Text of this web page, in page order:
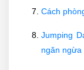
Cách
Jumping
ngăn